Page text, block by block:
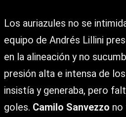
Los auriazules no se
equipo de Andrés Lillini
en la alineación y no
presión alta e intensa de
insistía y generaba, pero
goles. Camilo Sanvezzo no